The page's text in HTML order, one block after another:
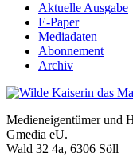
Aktuelle Ausgabe
E-Paper
Mediadaten
Abonnement
Archiv
Medieneigentümer und
Gmedia eU.
Wald 32 4a, 6306 Söll